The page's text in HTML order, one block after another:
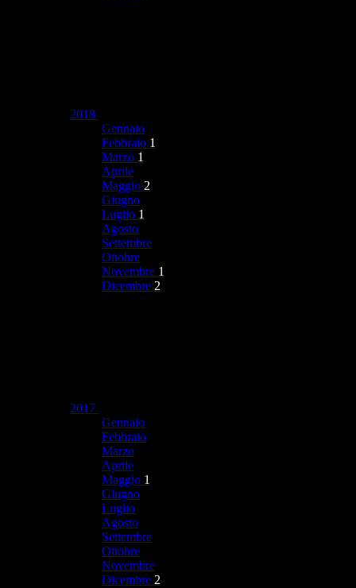
2018
Gennaio
Febbraio 1
Marzo 1
Aprile
Maggio 2
Giugno
Luglio 1
Agosto
Settembre
Ottobre
Novembre 1
Dicembre 2
2017
Gennaio
Febbraio
Marzo
Aprile
Maggio 1
Giugno
Luglio
Agosto
Settembre
Ottobre
Novembre
Dicembre 2